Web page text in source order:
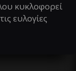
κυκλοφορεί
ευλογίες